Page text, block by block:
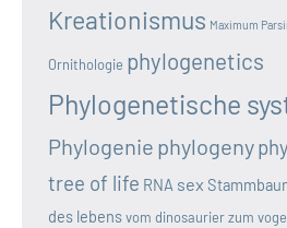
Kreationismus Maximum
Ornithologie phylogenetics
Phylogenetische
Phylogenie phylogeny
tree of life RNA sex
des lebensvom dinosaurier zum